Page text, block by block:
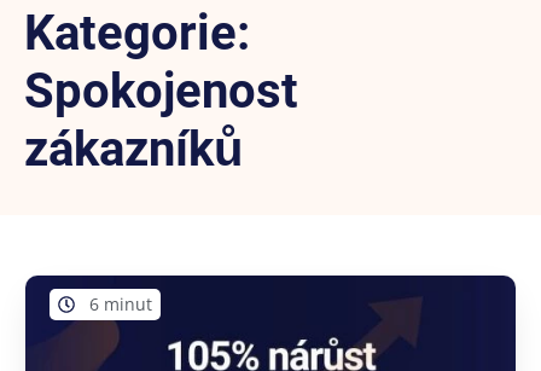
Kategorie:
Spokojenost
zákazníků
6 minut